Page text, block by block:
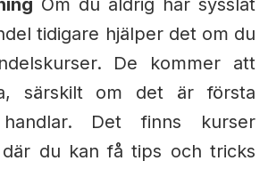
Om du aldrig har sysslat
tidigare hjälper det om du
De kommer att
särskilt om det är första
Det finns kurser
där du kan få tips och tricks